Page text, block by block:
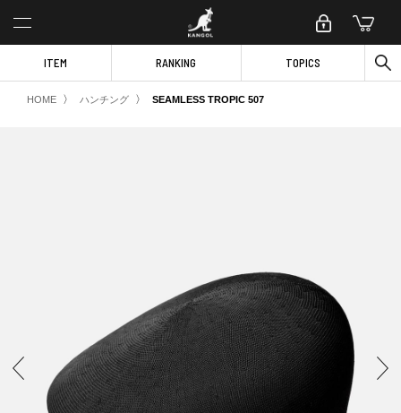
ITEM RANKING TOPICS
HOME 〉 ハンチング 〉 SEAMLESS TROPIC 507